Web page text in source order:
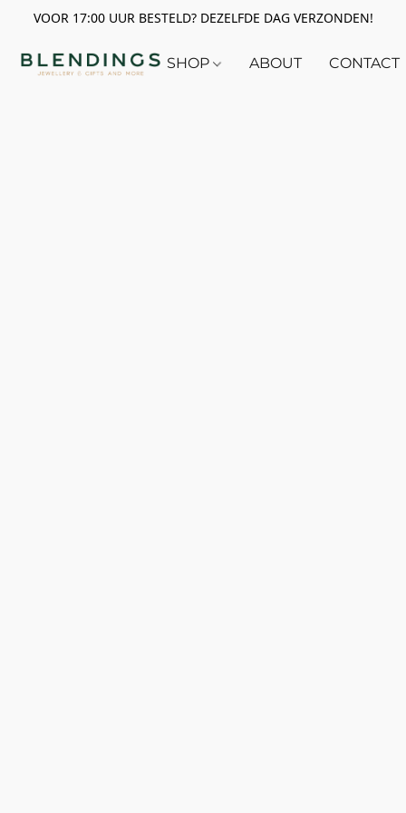
VOOR 17:00 UUR BESTELD? DEZELFDE DAG VERZONDEN!
SHOP ABOUT CONTACT